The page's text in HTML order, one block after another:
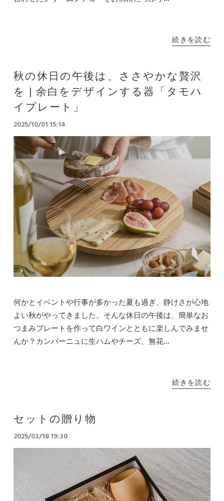
続きを読む
秋の休日の午後は、ささやかな贅沢
を | 余白をデザインする器「タモハ
イプレート」
2025/10/01 15:14
何かとイベントや行事が多かった夏も過ぎ、静けさが心地
よい秋がやってきました。そんな休日の午後は、簡単なお
つまみプレートを作って白ワインとともに楽しんでみませ
んか？カンパーニュに生ハムやチーズ、無花...
続きを読む
セットの贈り物
2025/03/18 19:30